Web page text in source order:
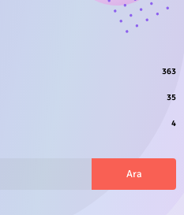
363
35
4